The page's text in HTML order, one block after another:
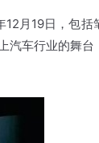
月19日，包
汽车行业的舞